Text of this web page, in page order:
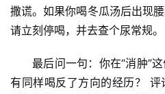
撒谎。如果你喝冬瓜汤后出现
请立刻停喝，并去查个尿常规。
最后问一句： 你在“消肿”
有同样喝反了方向的经历？
评